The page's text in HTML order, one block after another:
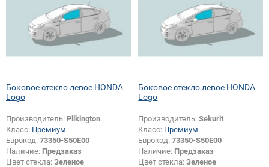
Боковое стекло левое HONDA
Logo
Производитель: Pilkington
Класс: Премиум
Еврокод: 73350-S50E00
Наличие: Предзаказ
Цвет стекла: Зеленое
Боковое стекло левое HONDA
Logo
Производитель:Sekurit
Класс: Премиум
Еврокод:73350-S50E00
Наличие: Предзаказ
Цвет стекла:Зеленое